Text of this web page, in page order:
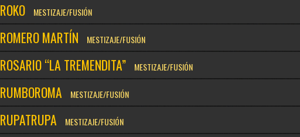
ROKO MESTIZAJE/FUSIÓN
ROMERO MARTÍN MESTIZAJE/FUSIÓN
ROSARIO “LA TREMENDITA” MESTIZAJE/FUSIÓN
RUMBOROMA MESTIZAJE/FUSIÓN
RUPATRUPA MESTIZAJE/FUSIÓN